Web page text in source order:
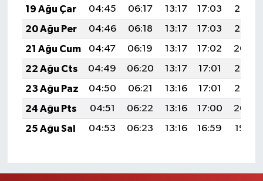
19 Ağu Çar
04:45 06:17 13:17 17:03
20:07
20 Ağu Per
04:46 06:18 13:17 17:03
20:06
21 Ağu Cum
04:47 06:19 13:17 17:02
20:04
22 Ağu Cts
04:49 06:20 13:17 17:01
20:03
23 Ağu Paz
04:50 06:21 13:16 17:01
20:02
24 Ağu Pts
04:51 06:22 13:16 17:00
20:00
25 Ağu Sal
04:53 06:23 13:16 16:59 19:59